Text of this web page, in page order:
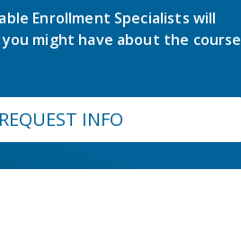
Enrollment Specialists will
might have about the course
REQUEST INFO